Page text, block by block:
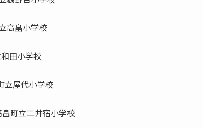
畠小学校
田小学校
屋代小学校
立二井宿小学校